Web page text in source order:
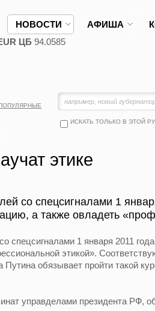
НОВОСТИ АФИША
ЦБ 94.0585
ИСКАТЬ ТОЛЬКО В ЭТОЙ
этике
со спецсигналами 1
а также овладеть
спецсигналами 1 января 2011
этикой».
обязывает пройти такой
управделами президента РФ,